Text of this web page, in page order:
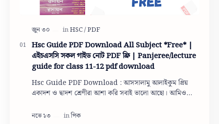
Hsc Guide PDF Download All Subject *Free* |
এইচএসসি সকল গাইড নোট PDF ফ্রি | Panjeree/lecture
guide for class 11-12 pdf download
Hsc Guide PDF Download : আসসালামু আলাইকুম প্রিয়
একাদশ ও দ্বাদশ শ্রেণীরা আশা করি সবাই ভালো আছো। আমিও